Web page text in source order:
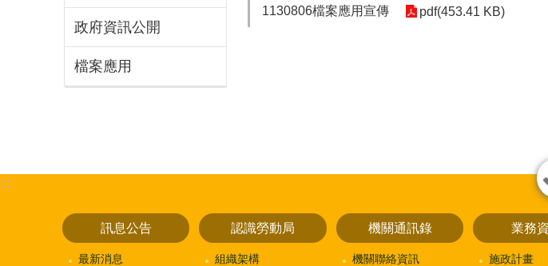
政府資訊公開
檔案應用
1130806檔案應用宣傳 pdf(453.41 KB)
:::
訊息公告
最新消息
認識勞動局
組織架構
機關通訊錄
機關聯絡資訊
業務
施政計畫